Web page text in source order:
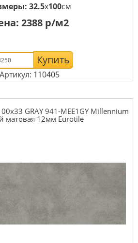
32.5x100см
2388 р/м2
Купить
Артикул: 110405
GRAY 941-MEE1GY Millennium
матовая 12мм Eurotile